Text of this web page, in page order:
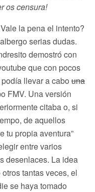
os censura!
la pena el intento?
serias dudas.
demostró con
que con pocos
llevar a cabo una
FMV. Una versión
citaba o, si
de aquellos
tu propia aventura”
entre varios
desenlaces. La idea
tantas veces, el
se haya tomado